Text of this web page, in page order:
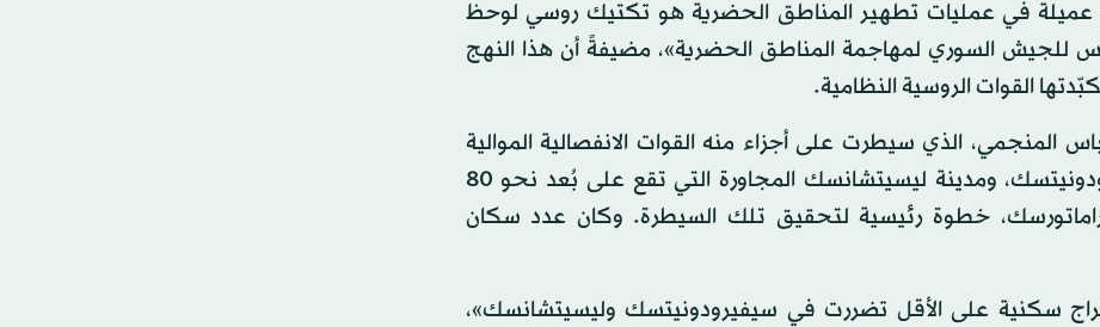
عميلة في عمليات تطهير المناطق الحضرية هو تكتيك روسي لوحظ
للجيش السوري لمهاجمة المناطق الحضرية»، مضيفةً أن هذا النهج
القوات الروسية النظامية.
الذي سيطرت على أجزاء منه القوات الانفصالية الموالية
لروسيا عام 2014. ويعد الاستيلاء على مدينة سيفيرودونيتسك، ومدينة ليسيتشانسك المجاورة التي تقع على بُعد نحو 80
كراماتورسك، خطوة رئيسية لتحقيق تلك السيطرة. وكان عدد سكان
سكنية على الأقل تضررت في سيفيرودونيتسك وليسيتشانسك»،